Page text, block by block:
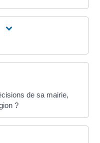
de sa mairie,
?